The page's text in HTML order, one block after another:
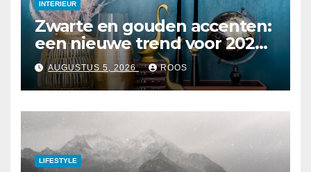
INTERIEUR
Zwarte en gouden accenten:
een nieuwe trend voor 2026
interieurs
AUGUSTUS 5, 2026 ROOS
LIFESTYLE